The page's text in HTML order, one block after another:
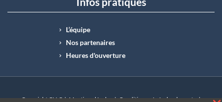
L’équipe
Nos partenaires
Heures d'ouverture
Copyright CLI © | Mentions légales | Conditions générales de vente |